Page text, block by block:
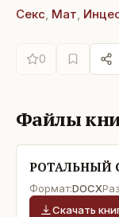
Секс Мат
0
Файлы
РОТАЛЬНЫЙ
Формат:DOCX
Скачать